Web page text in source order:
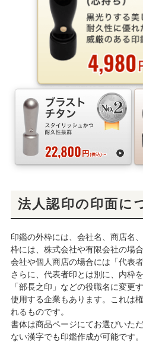
法人認印の印面に
印鑑の外枠には、会社名、商店名
枠には、株式会社や有限会社の場
会社や個人商店の場合には「代表
さらに、代表者印とは別に、内枠
「部長之印」などの役職名に変更
使用する企業もあります。これは
れるものです。
書体は商品ページにてお選びいた
ない漢字でも印鑑作成が可能です